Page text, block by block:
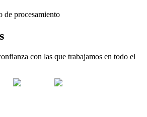
de procesamiento
con las que trabajamos en todo el